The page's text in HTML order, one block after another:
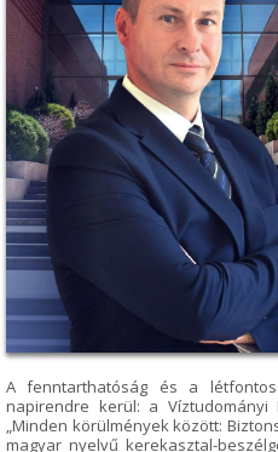
A fenntarthatóság és a
napirendre kerül: a Víztudományi
„Minden körülmények között:
magyar nyelvű kerekasztal-